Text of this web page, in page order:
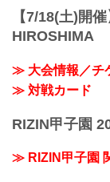
【7/18(土)開
HIROSHIMA
≫ 大会情報／チ
≫ 対戦カード
RIZIN甲子園
≫ RIZIN甲子園